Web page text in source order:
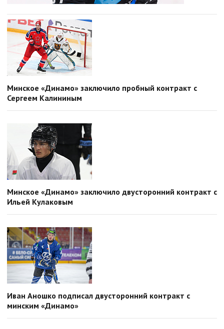
Минское «Динамо» заключило пробный контракт с
Сергеем Калининым
Минское «Динамо» заключило двусторонний контракт с
Ильей Кулаковым
Иван Аношко подписал двусторонний контракт с
минским «Динамо»